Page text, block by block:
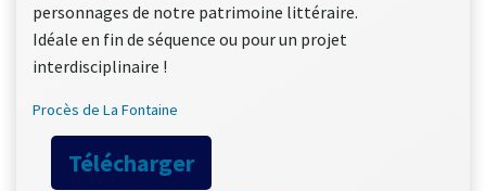
personnages de notre patrimoine littéraire.
Idéale en fin de séquence ou pour un projet
interdisciplinaire !
Procès de La Fontaine
Télécharger